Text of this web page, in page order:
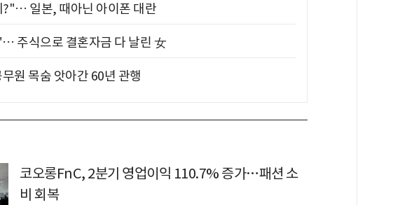
?"… 일본, 때아닌 아이폰 대란
주식으로 결혼자금 다 날린 女
원 목숨 앗아간 60년 관행
코오롱FnC, 2분기 영업이익 110.7% 증가…패션 소
비 회복